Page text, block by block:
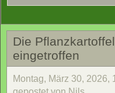
Die
eingetroffen
Montag, März 30, 2026,